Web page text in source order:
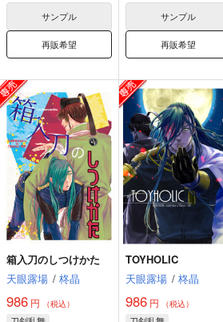
サンプル
再販希望
サンプル
再販希望
箱入刀のしつけかた
天眼露場 / 柊晶
986 円 （税込）
TOYHOLIC
天眼露場 / 柊晶
986 円 （税込）